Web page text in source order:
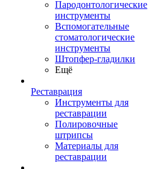
Пародонтологические
инструменты
Вспомогательные
стоматологические
инструменты
Штопфер-гладилки
Ещё
Реставрация
Инструменты для
реставрации
Полировочные
штрипсы
Материалы для
реставрации